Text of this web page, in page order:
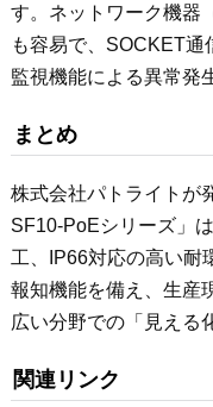
す。ネットワーク機器
も容易で、SOCKET
監視機能による異常発
まとめ
株式会社パトライトが
SF10-PoEシリーズ」
工、IP66対応の高い耐
報知機能を備え、生産
広い分野での「見える
関連リンク